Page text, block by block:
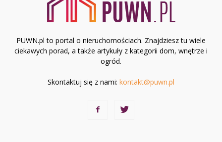
PUWN.pl to portal o nieruchomościach. Znajdziesz tu wiele
ciekawych porad, a także artykuły z kategorii dom, wnętrze i
ogród.
Skontaktuj się z nami: kontakt@puwn.pl